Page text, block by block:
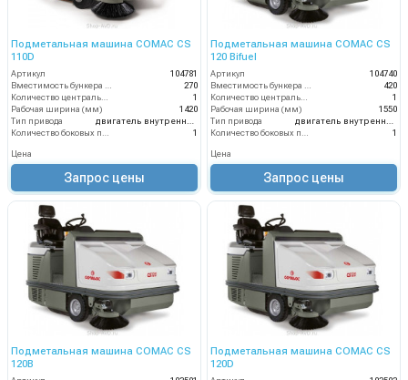
Подметальная машина COMAC CS
110D
Артикул
104781
Вместимость бункера (л)
270
Количество центральных мусоросборных валиков (шт)
1
Рабочая ширина (мм)
1420
Тип привода
двигатель внутреннего сгорания
Количество боковых подметальных щёток (шт)
1
Цена
Запрос цены
Подметальная машина COMAC CS
120 Bifuel
Артикул
104740
Вместимость бункера (л)
420
Количество центральных мусоросборных валиков (шт)
1
Рабочая ширина (мм)
1550
Тип привода
двигатель внутреннего сгорания
Количество боковых подметальных щёток (шт)
1
Цена
Запрос цены
Подметальная машина COMAC CS
120B
Подметальная машина COMAC CS
120D